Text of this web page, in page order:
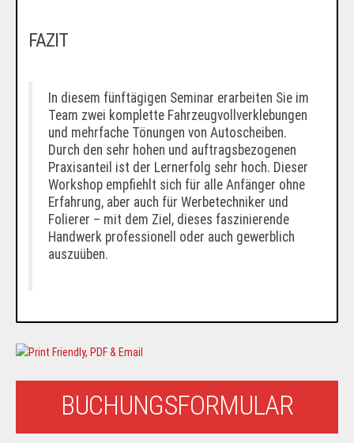
FAZIT
In diesem fünftägigen Seminar erarbeiten Sie im
Team zwei komplette Fahrzeugvollverklebungen
und mehrfache Tönungen von Autoscheiben.
Durch den sehr hohen und auftragsbezogenen
Praxisanteil ist der Lernerfolg sehr hoch. Dieser
Workshop empfiehlt sich für alle Anfänger ohne
Erfahrung, aber auch für Werbetechniker und
Folierer – mit dem Ziel, dieses faszinierende
Handwerk professionell oder auch gewerblich
auszuüben.
BUCHUNGSFORMULAR